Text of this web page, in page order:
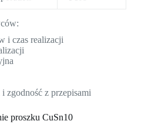
i czas realizacji
zgodność z przepisami
proszku CuSn10